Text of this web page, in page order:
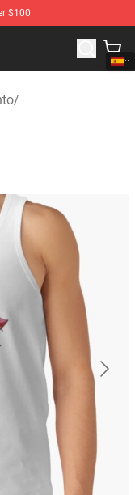
$100
Merchandise Shop
/